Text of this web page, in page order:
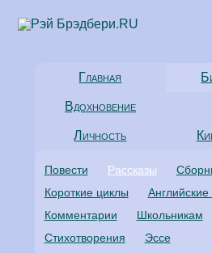
Главная
Вдохновение
Личность
Повести Рассказы
Короткие циклы
Английские
Комментарии
Школьникам
Стихотворения
Эссе